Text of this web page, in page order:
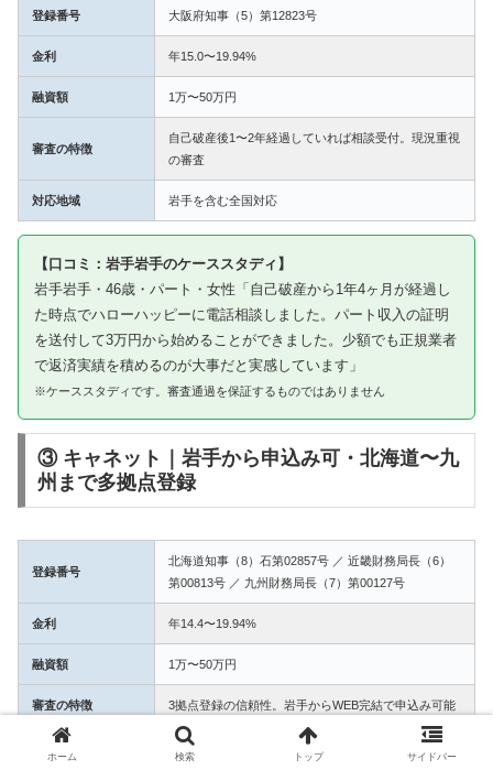
登録番号 大阪府知事（5）第12823号
金利 年15.0〜19.94%
融資額 1万〜50万円
審査の特徴
自己破産後1〜2年経過していれば相談受付。現況重視
の審査
対応地域 岩手を含む全国対応
【口コミ：岩手岩手のケーススタディ】
岩手岩手・46歳・パート・女性「自己破産から1年4ヶ月が経過し
た時点でハローハッピーに電話相談しました。パート収入の証明
を送付して3万円から始めることができました。少額でも正規業者
で返済実績を積めるのが大事だと実感しています」
※ケーススタディです。審査通過を保証するものではありません
③ キャネット｜岩手から申込み可・北海道〜九
州まで多拠点登録
登録番号
北海道知事（8）石第02857号 ／ 近畿財務局長（6）
第00813号 ／ 九州財務局長（7）第00127号
金利 年14.4〜19.94%
融資額 1万〜50万円
審査の特徴 3拠点登録の信頼性。岩手からWEB完結で申込み可能
ホーム 検索 トップ サイドバー